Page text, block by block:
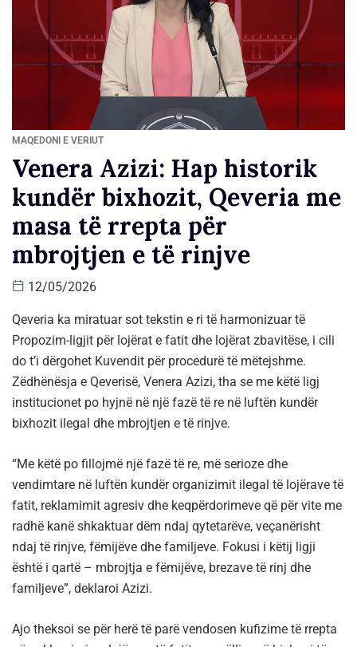
MAQEDONI E VERIUT
Venera Azizi: Hap historik
kundër bixhozit, Qeveria me
masa të rrepta për
mbrojtjen e të rinjve
12/05/2026
Qeveria ka miratuar sot tekstin e ri të harmonizuar të
Propozim-ligjit për lojërat e fatit dhe lojërat zbavitëse, i cili
do t’i dërgohet Kuvendit për procedurë të mëtejshme.
Zëdhënësja e Qeverisë, Venera Azizi, tha se me këtë ligj
institucionet po hyjnë në një fazë të re në luftën kundër
bixhozit ilegal dhe mbrojtjen e të rinjve.
“Me këtë po fillojmë një fazë të re, më serioze dhe
vendimtare në luftën kundër organizimit ilegal të lojërave të
fatit, reklamimit agresiv dhe keqpërdorimeve që për vite me
radhë kanë shkaktuar dëm ndaj qytetarëve, veçanërisht
ndaj të rinjve, fëmijëve dhe familjeve. Fokusi i këtij ligji
është i qartë – mbrojtja e fëmijëve, brezave të rinj dhe
familjeve”, deklaroi Azizi.
Ajo theksoi se për herë të parë vendosen kufizime të rrepta